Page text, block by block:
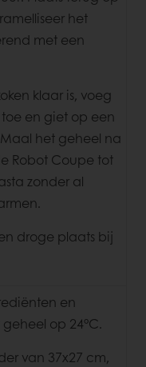
het
met een
klaar is, voeg
en giet op een
het geheel na
Robot Coupe tot
zonder al
droge plaats bij
en
op 24°C.
van 37x27 cm,